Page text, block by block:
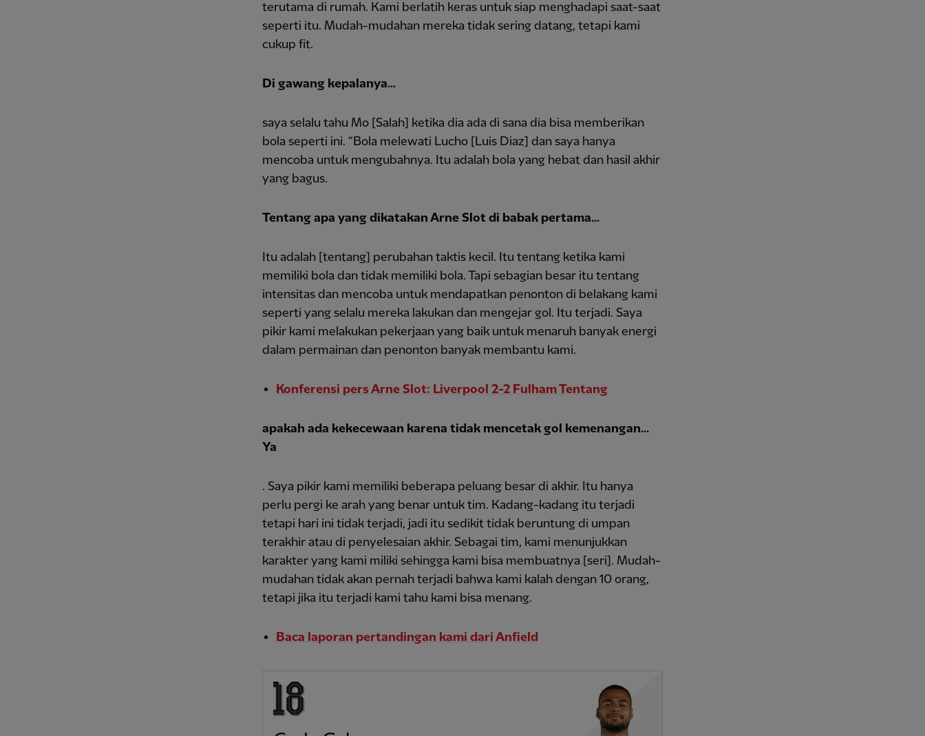
terutama di rumah. Kami berlatih keras untuk siap menghadapi saat-saat
seperti itu. Mudah-mudahan mereka tidak sering datang, tetapi kami
cukup fit.
Di gawang kepalanya...
saya selalu tahu Mo [Salah] ketika dia ada di sana dia bisa memberikan
bola seperti ini. “Bola melewati Lucho [Luis Diaz] dan saya hanya
mencoba untuk mengubahnya. Itu adalah bola yang hebat dan hasil akhir
yang bagus.
Tentang apa yang dikatakan Arne Slot di babak pertama...
Itu adalah [tentang] perubahan taktis kecil. Itu tentang ketika kami
memiliki bola dan tidak memiliki bola. Tapi sebagian besar itu tentang
intensitas dan mencoba untuk mendapatkan penonton di belakang kami
seperti yang selalu mereka lakukan dan mengejar gol. Itu terjadi. Saya
pikir kami melakukan pekerjaan yang baik untuk menaruh banyak energi
dalam permainan dan penonton banyak membantu kami.
Konferensi pers Arne Slot: Liverpool 2-2 Fulham Tentang
apakah ada kekecewaan karena tidak mencetak gol kemenangan...
Ya
. Saya pikir kami memiliki beberapa peluang besar di akhir. Itu hanya
perlu pergi ke arah yang benar untuk tim. Kadang-kadang itu terjadi
tetapi hari ini tidak terjadi, jadi itu sedikit tidak beruntung di umpan
terakhir atau di penyelesaian akhir. Sebagai tim, kami menunjukkan
karakter yang kami miliki sehingga kami bisa membuatnya [seri]. Mudah-
mudahan tidak akan pernah terjadi bahwa kami kalah dengan 10 orang,
tetapi jika itu terjadi kami tahu kami bisa menang.
Baca laporan pertandingan kami dari Anfield